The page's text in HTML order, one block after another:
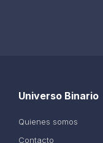
Universo Binario
Quienes somos
Contacto